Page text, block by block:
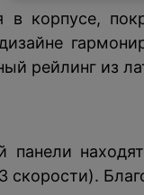
в корпусе,
рейлинг из
панели
скорости).